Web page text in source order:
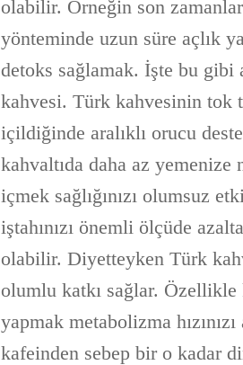
olabilir. Örneğin son
yönteminde uzun süre açlık
detoks sağlamak. İşte bu
kahvesi. Türk kahvesinin tok
içildiğinde aralıklı orucu
kahvaltıda daha az
içmek sağlığınızı olumsuz
iştahınızı önemli ölçüde
olabilir. Diyetteyken Türk
olumlu katkı sağlar.
yapmak metabolizma
kafeinden sebep bir o kadar